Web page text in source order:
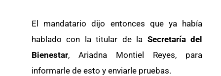
El mandatario dijo entonces que ya había
hablado con la titular de la Secretaría del
Bienestar, Ariadna Montiel Reyes, para
informarle de esto y enviarle pruebas.